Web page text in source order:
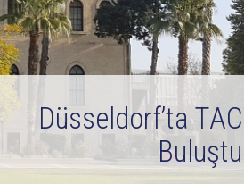
Düsseldorf’ta
Buluştu